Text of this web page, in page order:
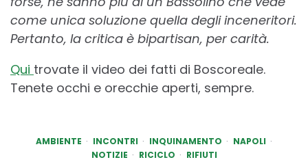
come unica soluzione quella degli inceneritori.
Pertanto, la critica è bipartisan, per carità.
Qui trovate il video dei fatti di Boscoreale.
Tenete occhi e orecchie aperti, sempre.
AMBIENTE INCONTRI INQUINAMENTO
NAPOLI
NOTIZIE
RICICLO RIFIUTI